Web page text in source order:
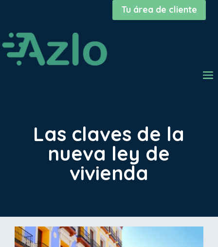
Tu área de cliente
Las claves de la
nueva ley de
vivienda